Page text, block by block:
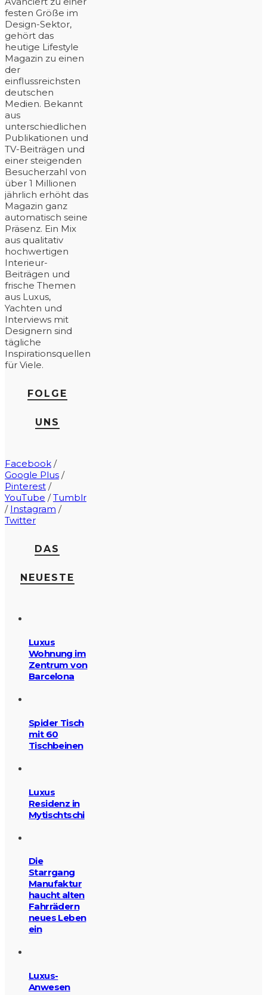
festen Größe im
Design-Sektor,
gehört das
heutige Lifestyle
Magazin zu einen
der
einflussreichsten
deutschen
Medien. Bekannt
aus
unterschiedlichen
Publikationen und
TV-Beiträgen und
einer steigenden
Besucherzahl von
über 1 Millionen
jährlich erhöht das
Magazin ganz
automatisch seine
Präsenz. Ein Mix
aus qualitativ
hochwertigen
Interieur-
Beiträgen und
frische Themen
aus Luxus,
Yachten und
Interviews mit
Designern sind
tägliche
Inspirationsquellen
für Viele.
FOLGE
UNS
Facebook /
Google Plus /
Pinterest /
YouTube /Tumblr
/ Instagram /
Twitter
DAS
NEUESTE
Luxus
Wohnung im
Zentrum von
Barcelona
Spider Tisch
mit 60
Tischbeinen
Luxus
Residenz in
Mytischtschi
Die
Starrgang
Manufaktur
haucht alten
Fahrrädern
neues Leben
ein
Luxus-
Anwesen